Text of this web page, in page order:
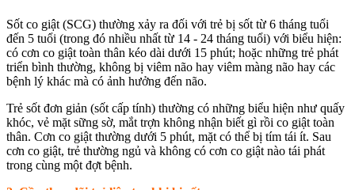
Sốt co giật (SCG) thường xảy ra đối với trẻ bị sốt từ 6 tháng tuổi
đến 5 tuổi (trong đó nhiều nhất từ 14 - 24 tháng tuổi) với biểu hiện:
có cơn co giật toàn thân kéo dài dưới 15 phút; hoặc những trẻ phát
triển bình thường, không bị viêm não hay viêm màng não hay các
bệnh lý khác mà có ảnh hưởng đến não.
Trẻ sốt đơn giản (sốt cấp tính) thường có những biểu hiện như quấy
khóc, vẻ mặt sững sờ, mắt trợn không nhận biết gì rồi co giật toàn
thân. Cơn co giật thường dưới 5 phút, mặt có thể bị tím tái ít. Sau
cơn co giật, trẻ thường ngủ và không có cơn co giật nào tái phát
trong cùng một đợt bệnh.